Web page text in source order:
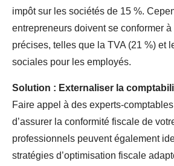
impôt sur les sociétés de 15 %.
entrepreneurs doivent se conformer
précises, telles que la TVA (21 %) et
sociales pour les employés.
Solution : Externaliser la
Faire appel à des experts-
d’assurer la conformité fiscale de
professionnels peuvent également
stratégies d’optimisation fiscale